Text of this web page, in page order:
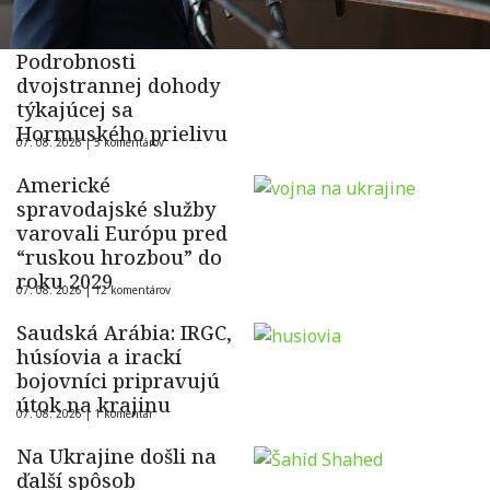
Podrobnosti
dvojstrannej dohody
týkajúcej sa
Hormuského prielivu
07. 08. 2026 |5 komentárov
Americké
spravodajské služby
varovali Európu pred
“ruskou hrozbou” do
roku 2029
07. 08. 2026 |12 komentárov
Saudská Arábia: IRGC,
húsíovia a irackí
bojovníci pripravujú
útok na krajinu
07. 08. 2026 | 1 komentár
Na Ukrajine došli na
ďalší spôsob